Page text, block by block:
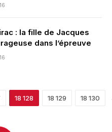
: la fille de Jacques
dans l’épreuve
18 128 18 129 18 130